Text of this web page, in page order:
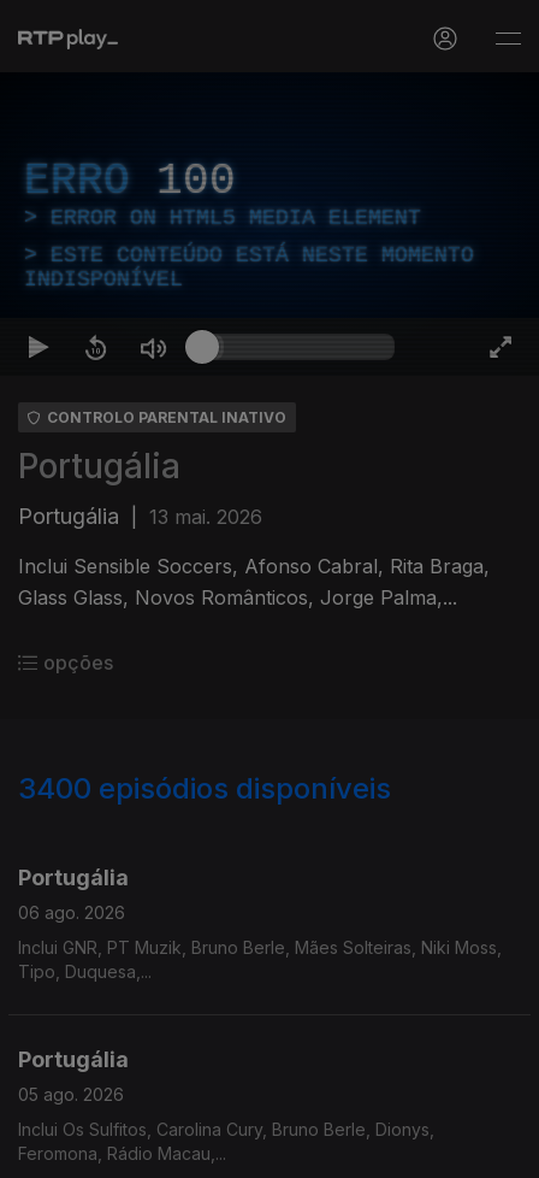
ERRO 100
ERROR ON HTML5 MEDIA ELEMENT
ESTE CONTEÚDO ESTÁ NESTE MOMENTO
INDISPONÍVEL
CONTROLO PARENTAL INATIVO
Portugália
Portugália 13 mai. 2026
Inclui Sensible Soccers, Afonso Cabral, Rita Braga,
Glass Glass, Novos Românticos, Jorge Palma,...
opções
3400 episódios disponíveis
Portugália
06 ago. 2026
Inclui GNR, PT Muzik, Bruno Berle, Mães Solteiras, Niki Moss,
Tipo, Duquesa,...
Portugália
05 ago. 2026
Inclui Os Sulfitos, Carolina Cury, Bruno Berle, Dionys,
Feromona, Rádio Macau,...